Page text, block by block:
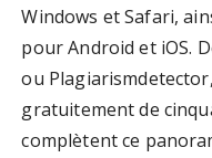
Windows et Safari,
pour Android et iOS.
ou
gratuitement de
complètent ce